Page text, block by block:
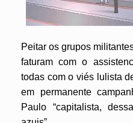
Peitar os grupos
faturam com o
todas com o viés lulista
em permanente
Paulo “capitalista,